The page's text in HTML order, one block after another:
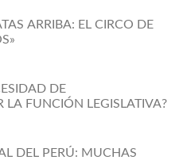
ARRIBA: EL CIRCO DE
DE
LA FUNCIÓN LEGISLATIVA?
DEL PERÚ: MUCHAS